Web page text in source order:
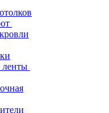
ленты